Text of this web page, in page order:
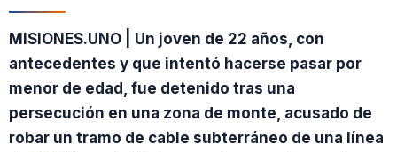
MISIONES.UNO | Un joven de 22 años, con
antecedentes y que intentó hacerse pasar por
menor de edad, fue detenido tras una
persecución en una zona de monte, acusado de
robar un tramo de cable subterráneo de una línea